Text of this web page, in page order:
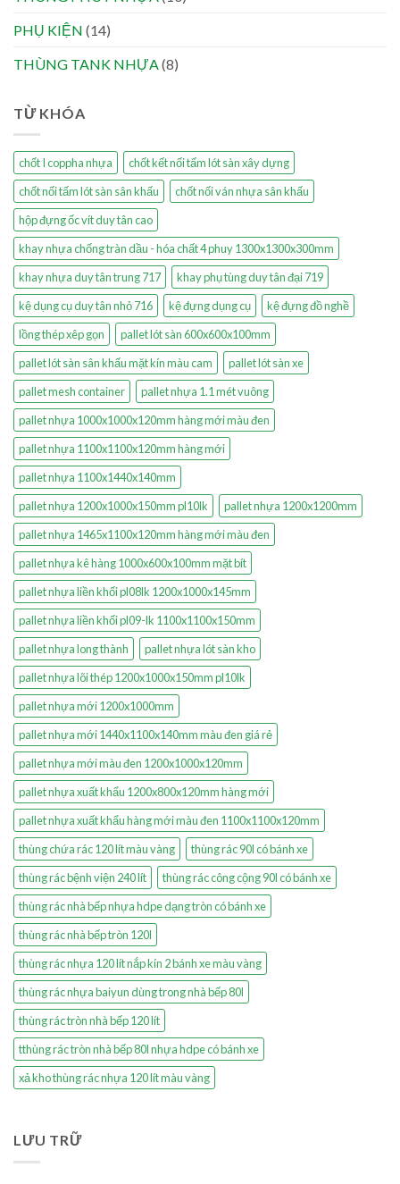
PHỤ KIỆN (14)
THÙNG TANK NHỰA (8)
TỪ KHÓA
chốt I coppha nhựa
chốt kết nối tấm lót sàn xây dựng
chốt nối tấm lót sàn sân khấu
chốt nối ván nhựa sân khấu
hộp đựng ốc vít duy tân cao
khay nhựa chống tràn dầu - hóa chất 4 phuy 1300x1300x300mm
khay nhựa duy tân trung 717
khay phụ tùng duy tân đại 719
kệ dụng cụ duy tân nhỏ 716
kệ đựng dụng cụ
kệ đựng đồ nghề
lồng thép xêp gọn
pallet lót sàn 600x600x100mm
pallet lót sàn sân khấu mặt kín màu cam
pallet lót sàn xe
pallet mesh container
pallet nhựa 1.1 mét vuông
pallet nhựa 1000x1000x120mm hàng mới màu đen
pallet nhựa 1100x1100x120mm hàng mới
pallet nhựa 1100x1440x140mm
pallet nhựa 1200x1000x150mm pl10lk
pallet nhựa 1200x1200mm
pallet nhựa 1465x1100x120mm hàng mới màu đen
pallet nhựa kê hàng 1000x600x100mm mặt bít
pallet nhựa liền khối pl08lk 1200x1000x145mm
pallet nhựa liền khối pl09-lk 1100x1100x150mm
pallet nhựa long thành
pallet nhựa lót sàn kho
pallet nhựa lõi thép 1200x1000x150mm pl10lk
pallet nhựa mới 1200x1000mm
pallet nhựa mới 1440x1100x140mm màu đen giá rẻ
pallet nhựa mới màu đen 1200x1000x120mm
pallet nhựa xuất khẩu 1200x800x120mm hàng mới
pallet nhựa xuất khẩu hàng mới màu đen 1100x1100x120mm
thùng chứa rác 120 lít màu vàng
thùng rác 90l có bánh xe
thùng rác bệnh viện 240 lít
thùng rác công cộng 90l có bánh xe
thùng rác nhà bếp nhựa hdpe dạng tròn có bánh xe
thùng rác nhà bếp tròn 120l
thùng rác nhựa 120 lít nắp kín 2 bánh xe màu vàng
thùng rác nhựa baiyun dùng trong nhà bếp 80l
thùng rác tròn nhà bếp 120 lít
tthùng rác tròn nhà bếp 80l nhựa hdpe có bánh xe
xả kho thùng rác nhựa 120 lít màu vàng
LƯU TRỮ